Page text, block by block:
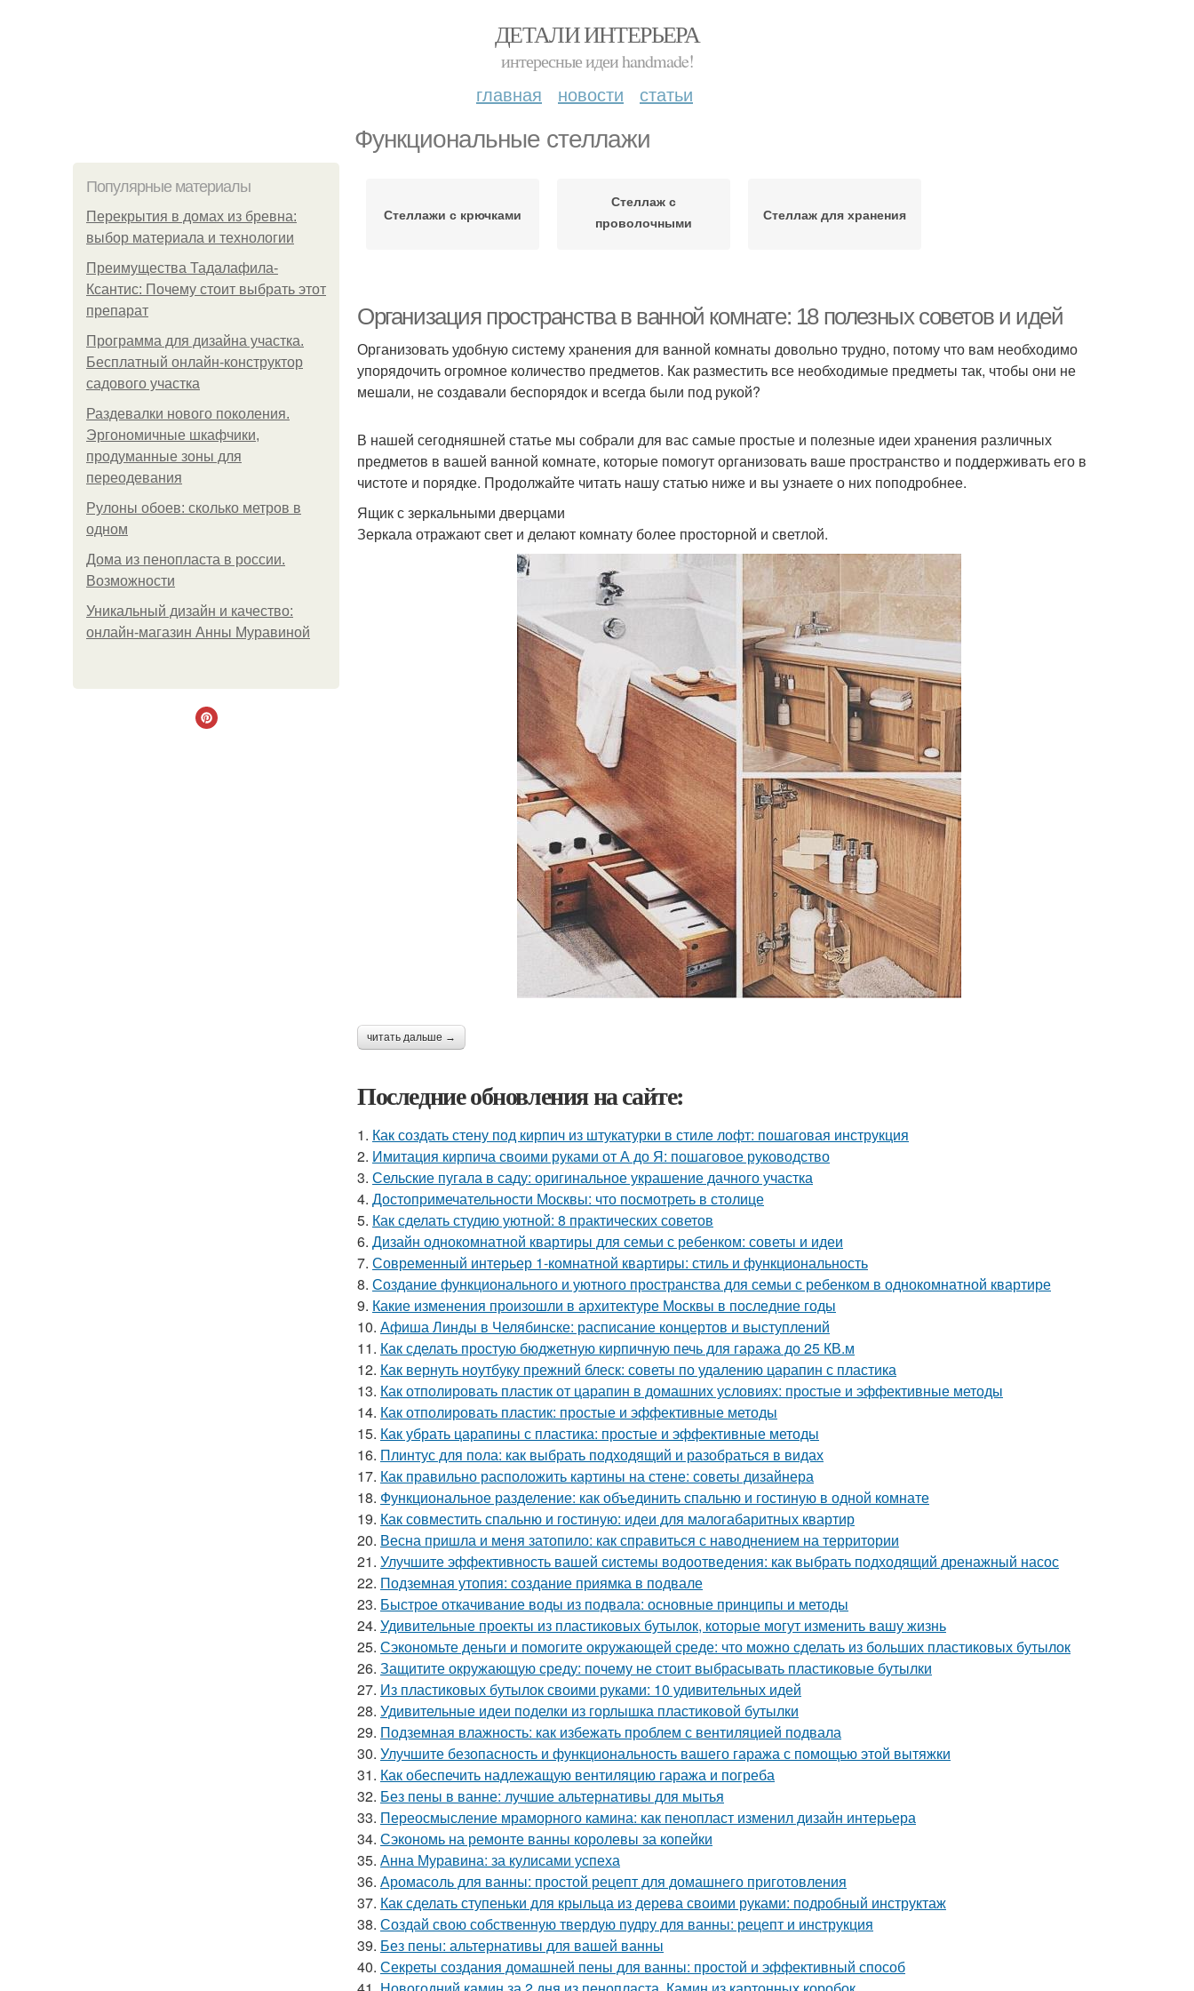
ДЕТАЛИ ИНТЕРЬЕРА
интересные идеи handmade!
главная новости статьи
Функциональные стеллажи
Популярные материалы
Перекрытия в домах из бревна:
выбор материала и технологии
Преимущества Тадалафила-
Ксантис: Почему стоит выбрать этот
препарат
Программа для дизайна участка.
Бесплатный онлайн-конструктор
садового участка
Раздевалки нового поколения.
Эргономичные шкафчики,
продуманные зоны для
переодевания
Рулоны обоев: сколько метров в
одном
Дома из пенопласта в россии.
Возможности
Уникальный дизайн и качество:
онлайн-магазин Анны Муравиной
Стеллажи с крючками
Стеллаж с
проволочными
Стеллаж для хранения
Организация пространства в ванной комнате: 18 полезных советов и идей
Организовать удобную систему хранения для ванной комнаты довольно трудно, потому что вам необходимо
упорядочить огромное количество предметов. Как разместить все необходимые предметы так, чтобы они не
мешали, не создавали беспорядок и всегда были под рукой?
В нашей сегодняшней статье мы собрали для вас самые простые и полезные идеи хранения различных
предметов в вашей ванной комнате, которые помогут организовать ваше пространство и поддерживать его в
чистоте и порядке. Продолжайте читать нашу статью ниже и вы узнаете о них поподробнее.
Ящик с зеркальными дверцами
Зеркала отражают свет и делают комнату более просторной и светлой.
читать дальше →
Последние обновления на сайте:
1. Как создать стену под кирпич из штукатурки в стиле лофт: пошаговая инструкция
2. Имитация кирпича своими руками от А до Я: пошаговое руководство
3. Сельские пугала в саду: оригинальное украшение дачного участка
4. Достопримечательности Москвы: что посмотреть в столице
5. Как сделать студию уютной: 8 практических советов
6. Дизайн однокомнатной квартиры для семьи с ребенком: советы и идеи
7. Современный интерьер 1-комнатной квартиры: стиль и функциональность
8. Создание функционального и уютного пространства для семьи с ребенком в однокомнатной квартире
9. Какие изменения произошли в архитектуре Москвы в последние годы
10. Афиша Линды в Челябинске: расписание концертов и выступлений
11. Как сделать простую бюджетную кирпичную печь для гаража до 25 КВ.м
12. Как вернуть ноутбуку прежний блеск: советы по удалению царапин с пластика
13. Как отполировать пластик от царапин в домашних условиях: простые и эффективные методы
14. Как отполировать пластик: простые и эффективные методы
15. Как убрать царапины с пластика: простые и эффективные методы
16. Плинтус для пола: как выбрать подходящий и разобраться в видах
17. Как правильно расположить картины на стене: советы дизайнера
18. Функциональное разделение: как объединить спальню и гостиную в одной комнате
19. Как совместить спальню и гостиную: идеи для малогабаритных квартир
20. Весна пришла и меня затопило: как справиться с наводнением на территории
21. Улучшите эффективность вашей системы водоотведения: как выбрать подходящий дренажный насос
22. Подземная утопия: создание приямка в подвале
23. Быстрое откачивание воды из подвала: основные принципы и методы
24. Удивительные проекты из пластиковых бутылок, которые могут изменить вашу жизнь
25. Сэкономьте деньги и помогите окружающей среде: что можно сделать из больших пластиковых бутылок
26. Защитите окружающую среду: почему не стоит выбрасывать пластиковые бутылки
27. Из пластиковых бутылок своими руками: 10 удивительных идей
28. Удивительные идеи поделки из горлышка пластиковой бутылки
29. Подземная влажность: как избежать проблем с вентиляцией подвала
30. Улучшите безопасность и функциональность вашего гаража с помощью этой вытяжки
31. Как обеспечить надлежащую вентиляцию гаража и погреба
32. Без пены в ванне: лучшие альтернативы для мытья
33. Переосмысление мраморного камина: как пенопласт изменил дизайн интерьера
34. Сэкономь на ремонте ванны королевы за копейки
35. Анна Муравина: за кулисами успеха
36. Аромасоль для ванны: простой рецепт для домашнего приготовления
37. Как сделать ступеньки для крыльца из дерева своими руками: подробный инструктаж
38. Создай свою собственную твердую пудру для ванны: рецепт и инструкция
39. Без пены: альтернативы для вашей ванны
40. Секреты создания домашней пены для ванны: простой и эффективный способ